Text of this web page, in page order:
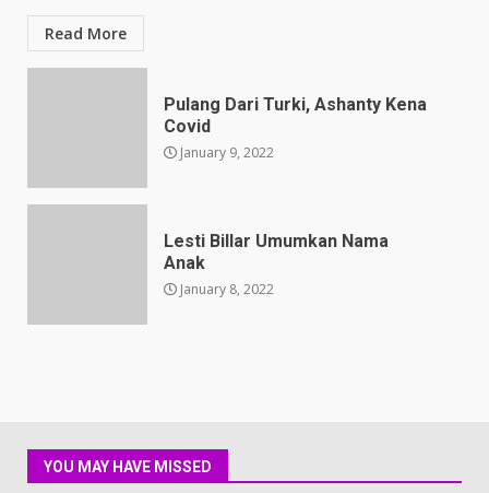
Read More
Pulang Dari Turki, Ashanty Kena
Covid
January 9, 2022
Lesti Billar Umumkan Nama
Anak
January 8, 2022
YOU MAY HAVE MISSED